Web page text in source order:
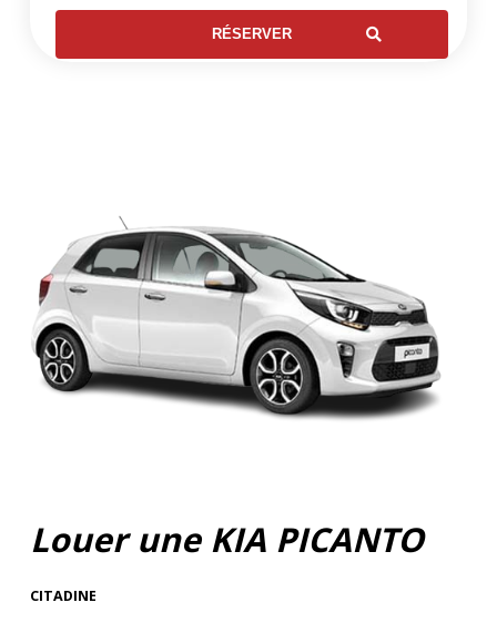
Louer une KIA PICANTO
CITADINE